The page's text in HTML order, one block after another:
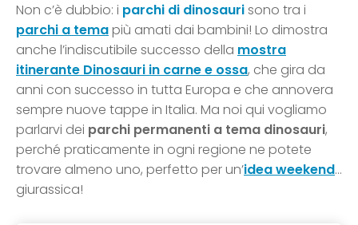
Non c’è dubbio: i parchi di dinosaurisono tra i
parchi a temapiù amati dai bambini! Lo dimostra
anche l’indiscutibile successo della mostra
itinerante Dinosauri in carne e ossa, che gira da
anni con successo in tutta Europa e che annovera
sempre nuove tappe in Italia. Ma noi qui vogliamo
parlarvi dei parchi permanenti a tema dinosauri,
perché praticamente in ogni regione ne potete
trovare almeno uno, perfetto per un’idea weekend…
giurassica!